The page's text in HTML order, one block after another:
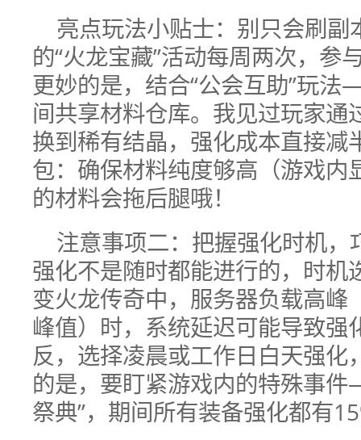
亮点玩法小贴士：别只会刷
的“火龙宝藏”活动每周两次，参
更妙的是，结合“公会互助”玩
间共享材料仓库。我见过玩家通
换到稀有结晶，强化成本直接减
包：确保材料纯度够高（游戏内
的材料会拖后腿哦！
注意事项二：把握强化时机，
强化不是随时都能进行的，时机
变火龙传奇中，服务器负载高峰
峰值）时，系统延迟可能导致强
反，选择凌晨或工作日白天强化
的是，要盯紧游戏内的特殊事
祭典”，期间所有装备强化都有